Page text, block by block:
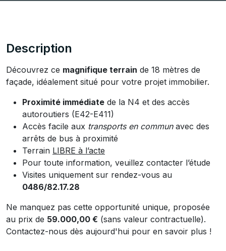
Description
Découvrez ce magnifique terrain de 18 mètres de
façade, idéalement situé pour votre projet immobilier.
Proximité immédiate de la N4 et des accès
autoroutiers (E42-E411)
Accès facile aux transports en communavec des
arrêts de bus à proximité
Terrain LIBRE à l’acte
Pour toute information, veuillez contacter l’étude
Visites uniquement sur rendez-vous au
0486/82.17.28
Ne manquez pas cette opportunité unique, proposée
au prix de 59.000,00 € (sans valeur contractuelle).
Contactez-nous dès aujourd'hui pour en savoir plus !